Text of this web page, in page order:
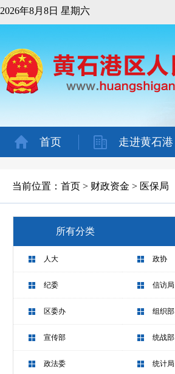
2026年8月8日 星期六
首页 走进黄石港
当前位置： 首页 > 财政资金 > 医保局
所有分类
人大 政协
纪委 信访局
区委办 组织部
宣传部 统战部
政法委 统计局